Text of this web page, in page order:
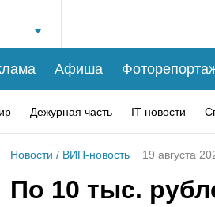
Афиша
Дежурная часть IT новости
Новости / ВИП-новость 19 августа
По 10 тыс.